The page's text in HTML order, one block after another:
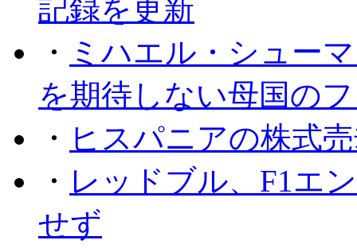
記録を更新
・ ミハエル・シュー
を期待しない母国の
・ ヒスパニアの株式
・ レッドブル、F1エ
せず